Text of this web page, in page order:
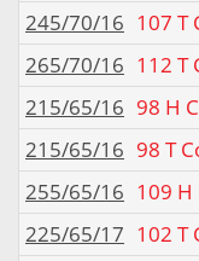
245/70/16 107 T
265/70/16 112 T
215/65/16 98 H
215/65/16 98 T
255/65/16 109 H
225/65/17 102 T